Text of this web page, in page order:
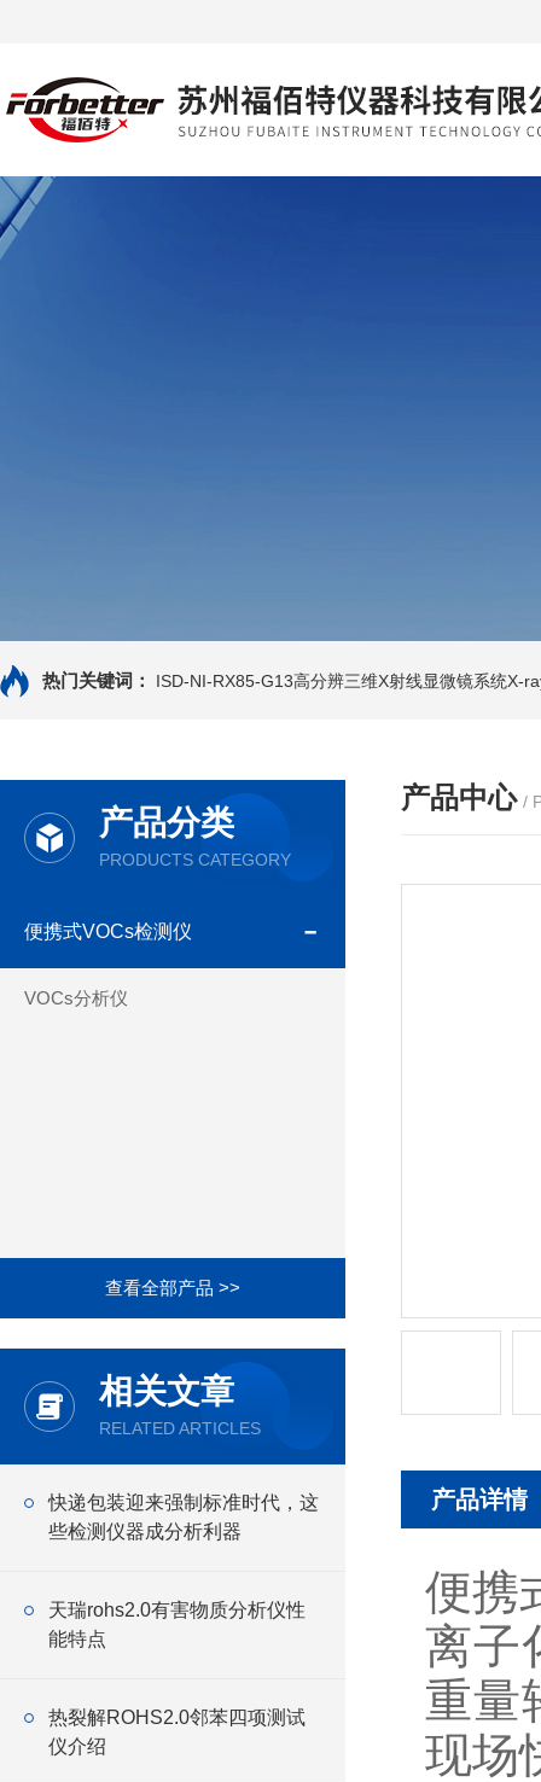
热门关键词： ISD-NI-RX85-G13高分辨三维X射线显微镜系统X-
产品分类
PRODUCTS CATEGORY
便携式VOCs检测仪
VOCs分析仪
查看全部产品 >>
相关文章
RELATED ARTICLES
快递包装迎来强制标准时代，这
些检测仪器成分析利器
天瑞rohs2.0有害物质分析仪性
能特点
热裂解ROHS2.0邻苯四项测试
仪介绍
产品中心 /
产品详情
便携
离子
重量
现场